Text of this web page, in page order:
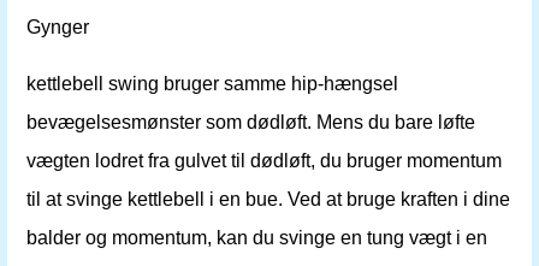
Gynger
kettlebell swing bruger samme hip-hængsel
bevægelsesmønster som dødløft. Mens du bare løfte
vægten lodret fra gulvet til dødløft, du bruger momentum
til at svinge kettlebell i en bue. Ved at bruge kraften i dine
balder og momentum, kan du svinge en tung vægt i en